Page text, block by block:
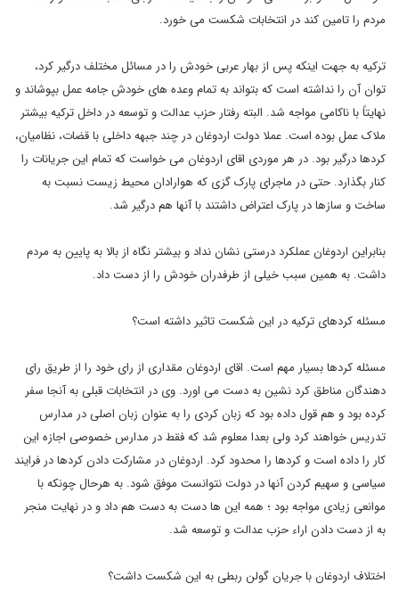
مردم را تامین کند در انتخابات شکست می خورد.
ترکیه به جهت اینکه پس از بهار عربی خودش را در مسائل مختلف درگیر کرد،
توان آن را نداشته است که بتواند به تمام وعده های خودش جامه عمل بپوشاند و
نهایتاً با ناکامی مواجه شد. البته رفتار حزب عدالت و توسعه در داخل ترکیه بیشتر
ملاک عمل بوده است. عملا دولت اردوغان در چند جبهه داخلی با قضات، نظامیان،
کردها درگیر بود. در هر موردی اقای اردوغان می خواست که تمام این جریانات را
کنار بگذارد. حتی در ماجرای پارک گزی که هوارادان محیط زیست نسبت به
ساخت و سازها در پارک اعتراض داشتند با آنها هم درگیر شد.
بنابراین اردوغان عملکرد درستی نشان نداد و بیشتر نگاه از بالا به پایین به مردم
داشت. به همین سبب خیلی از طرفدران خودش را از دست داد.
مسئله کردهای ترکیه در این شکست تاثیر داشته است؟
مسئله کردها بسیار مهم است. اقای اردوغان مقداری از رای خود را از طریق رای
دهندگان مناطق کرد نشین به دست می اورد. وی در انتخابات قبلی به آنجا سفر
کرده بود و هم قول داده بود که زبان کردی را به عنوان زبان اصلی در مدارس
تدریس خواهند کرد ولی بعدا معلوم شد که فقط در مدارس خصوصی اجازه این
کار را داده است و کردها را محدود کرد. اردوغان در مشارکت دادن کردها در فرایند
سیاسی و سهیم کردن آنها در دولت نتوانست موفق شود. به هرحال چونکه با
موانعی زیادی مواجه بود ؛ همه این ها دست به دست هم داد و در نهایت منجر
به از دست دادن اراء حزب عدالت و توسعه شد.
اختلاف اردوغان با جریان گولن ربطی به این شکست داشت؟